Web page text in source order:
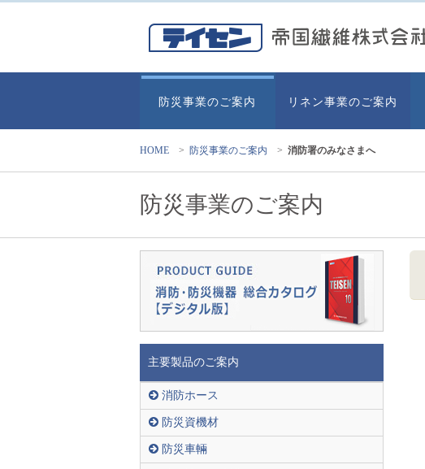
防災事業のご案内 リネン事業のご案内
HOME > 防災事業のご案内 > 消防署のみなさまへ
防災事業のご案内
主要製品のご案内
消防ホース
防災資機材
防災車輛